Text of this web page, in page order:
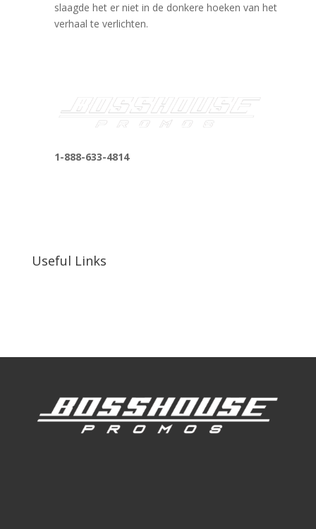
slaagde het er niet in de donkere hoeken van het
verhaal te verlichten.
1-888-633-4814
Useful Links